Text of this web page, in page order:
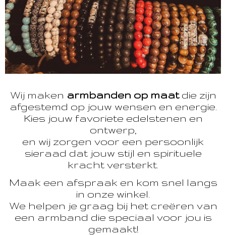
Wij maken armbanden op maatdie zijn
afgestemd op jouw wensen en energie.
Kies jouw favoriete edelstenen en
ontwerp,
en wij zorgen voor een persoonlijk
sieraad dat jouw stijl en spirituele
kracht versterkt.
Maak een afspraak en kom snel langs
in onze winkel.
We helpen je graag bij het creëren van
een armband die speciaal voor jou is
gemaakt!